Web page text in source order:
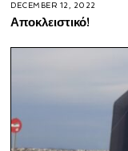
DECEMBER 12, 2022
Αποκλειστικό!